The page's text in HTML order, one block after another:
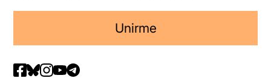
Unirme